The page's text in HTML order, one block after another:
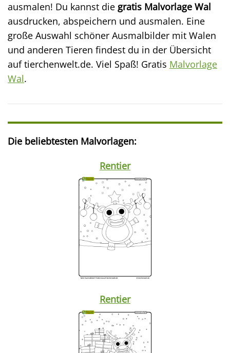
ausmalen! Du kannst die gratis Malvorlage Wal
ausdrucken, abspeichern und ausmalen. Eine
große Auswahl schöner Ausmalbilder mit Walen
und anderen Tieren findest du in der Übersicht
auf tierchenwelt.de. Viel Spaß! Gratis Malvorlage
Wal.
Die beliebtesten Malvorlagen:
Rentier
Rentier